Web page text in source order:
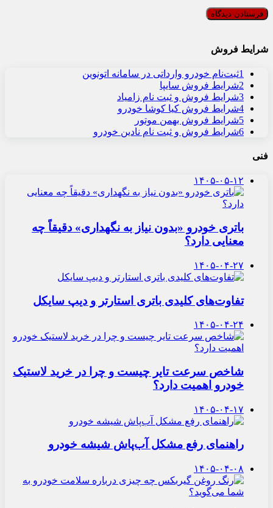
شرایط فروش
1ثبت‌نام خودرو وارداتی در سامانه اتونوین
2شرایط فروش سایپا
3شرایط فروش و ثبت نام زامیاد
4شرایط فروش کیا کوشا خودرو
5شرایط فروش بهمن موتور
6شرایط فروش و ثبت نام نادین خودرو
فنی
۱۴۰۵-۰۵-۱۲
باتری خودرو «بدون نیاز به نگهداری» دقیقاً چه
معنایی دارد؟
۱۴۰۵-۰۴-۲۷
تفاوت‌های کلیدی باتری استارتر و دیپ سایکل
۱۴۰۵-۰۴-۲۴
شاخص سرعت تایر چیست و چرا در خرید لاستیک
خودرو اهمیت دارد؟
۱۴۰۵-۰۴-۱۷
راهنمای رفع مشکل آب‌پاش شیشه خودرو
۱۴۰۵-۰۴-۰۸